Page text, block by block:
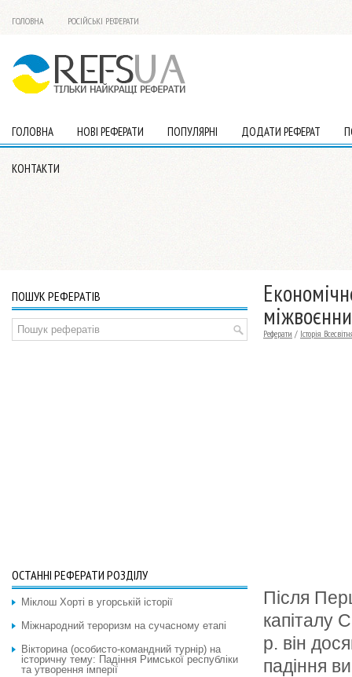
ГОЛОВНА РОСІЙСЬКІ РЕФЕРАТИ
ГОЛОВНА НОВІ РЕФЕРАТИ ПОПУЛЯРНІ ДОДАТИ РЕФЕРАТ
КОНТАКТИ
Реферати / Історія
Після
капіталу
р. він
падіння
ПОШУК РЕФЕРАТІВ
ОСТАННІ РЕФЕРАТИ РОЗДІЛУ
Міклош Хорті в угорській історії
Міжнародний тероризм на сучасному етапі
Вікторина (особисто-командний турнір) на
історичну тему: Падіння Римської республіки
та утворення імперії